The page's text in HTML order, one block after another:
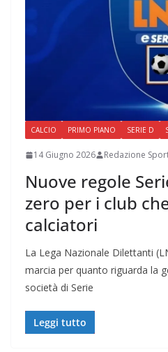
CALCIO PRIMO PIANO SERIE D
14 Giugno 2026 Redazione
Nuove regole
zero per i club
calciatori
La Lega Nazionale Dilettanti
marcia per quanto riguarda la
società di Serie
Leggi tutto